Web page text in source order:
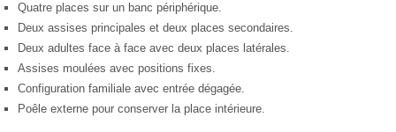
Quatre places sur un banc périphérique.
Deux assises principales et deux places secondaires.
Deux adultes face à face avec deux places latérales.
Assises moulées avec positions fixes.
Configuration familiale avec entrée dégagée.
Poêle externe pour conserver la place intérieure.